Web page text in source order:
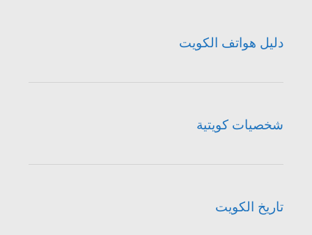
دليل هواتف الكويت
شخصيات كويتية
تاريخ الكويت